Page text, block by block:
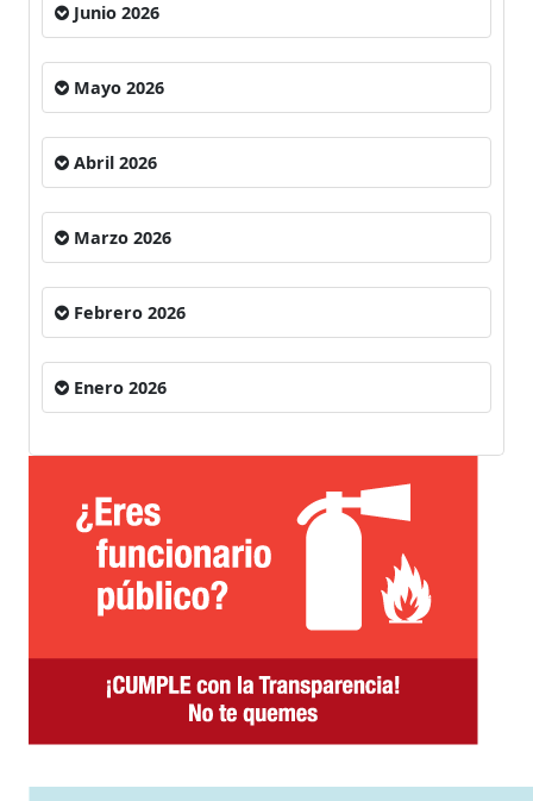
Junio 2026
Mayo 2026
Abril 2026
Marzo 2026
Febrero 2026
Enero 2026